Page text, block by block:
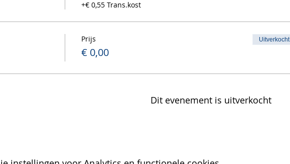
+€ 0,55 Trans.kost
Prijs
€ 0,00
Uitverkocht
Dit evenement is uitverkocht